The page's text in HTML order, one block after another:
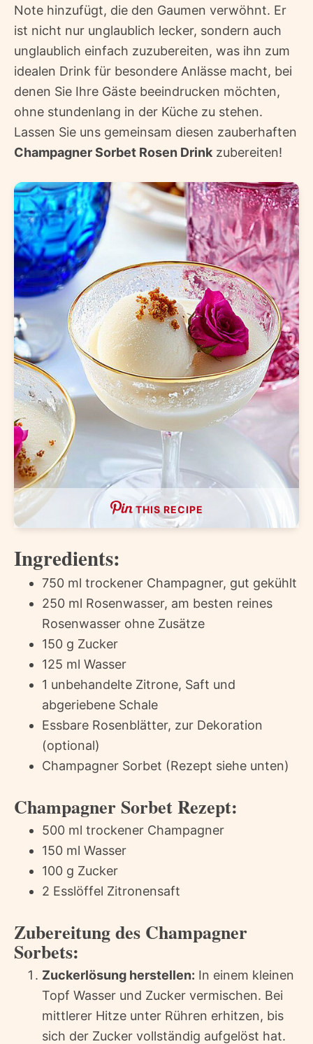
Note hinzufügt, die den Gaumen verwöhnt. Er
ist nicht nur unglaublich lecker, sondern auch
unglaublich einfach zuzubereiten, was ihn zum
idealen Drink für besondere Anlässe macht, bei
denen Sie Ihre Gäste beeindrucken möchten,
ohne stundenlang in der Küche zu stehen.
Lassen Sie uns gemeinsam diesen zauberhaften
Champagner Sorbet Rosen Drink zubereiten!
THIS RECIPE
Ingredients:
750 ml trockener Champagner, gut gekühlt
250 ml Rosenwasser, am besten reines
Rosenwasser ohne Zusätze
150 g Zucker
125 ml Wasser
1 unbehandelte Zitrone, Saft und
abgeriebene Schale
Essbare Rosenblätter, zur Dekoration
(optional)
Champagner Sorbet (Rezept siehe unten)
Champagner Sorbet Rezept:
500 ml trockener Champagner
150 ml Wasser
100 g Zucker
2 Esslöffel Zitronensaft
Zubereitung des Champagner
Sorbets:
Zuckerlösung herstellen: In einem kleinen
Topf Wasser und Zucker vermischen. Bei
mittlerer Hitze unter Rühren erhitzen, bis
sich der Zucker vollständig aufgelöst hat.